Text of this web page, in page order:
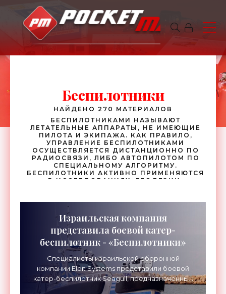
Беспилотники
НАЙДЕНО 270 МАТЕРИАЛОВ
БЕСПИЛОТНИКАМИ НАЗЫВАЮТ
ЛЕТАТЕЛЬНЫЕ АППАРАТЫ, НЕ ИМЕЮЩИЕ
ПИЛОТА И ЭКИПАЖА. КАК ПРАВИЛО,
УПРАВЛЕНИЕ БЕСПИЛОТНИКАМИ
ОСУЩЕСТВЛЯЕТСЯ ДИСТАНЦИОННО ПО
РАДИОСВЯЗИ, ЛИБО АВТОПИЛОТОМ ПО
СПЕЦИАЛЬНОМУ АЛГОРИТМУ.
БЕСПИЛОТНИКИ АКТИВНО ПРИМЕНЯЮТСЯ
В ИССЛЕДОВАНИЯХ, ГЕОДЕЗИИ,
ПОСЛЕДНЕЕ ВРЕМЯ АРМИЯ БЕСПИЛОТНЫХ
АППАРАТОВ ВСЁ ЧАЩЕ ПОПОЛНЯЕТСЯ
НАЗЕМНОЙ И ВОДНОЙ ТЕХНИКОЙ.
Израильская компания
представила боевой катер-
беспилотник - «Беспилотники»
Специалисты израильской оборонной
компании Elbit Systems представили боевой
катер-беспилотник Seagull, предназначенный
для разминирования и борьбы с подводными